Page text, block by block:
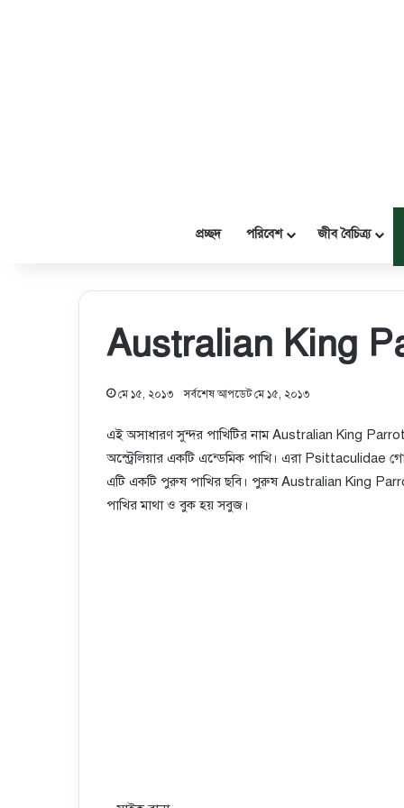
প্রচ্ছদ পরিবেশ জীব বৈচিত্র্য
Australian King
মে ১৫, ২০১৩ সর্বশেষ আপডেট মে ১৫, ২০১৩
এই অসাধারণ সুন্দর পাখিটির নাম Australian King Parrot
অস্ট্রেলিয়ার একটি এন্ডেমিক পাখি। এরা Psittaculidae
এটি একটি পুরুষ পাখির ছবি। পুরুষ Australian King
পাখির মাথা ও বুক হয় সবুজ।